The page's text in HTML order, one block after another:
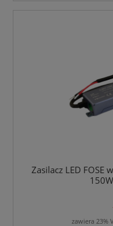
Zasilacz LED
zawiera 23%